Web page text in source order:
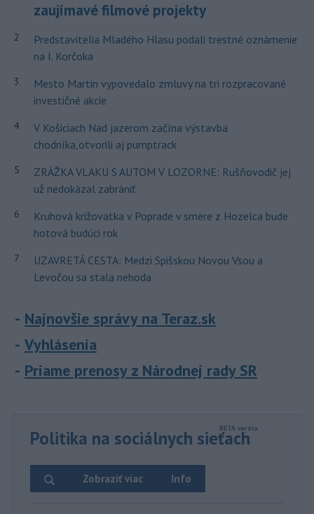
zaujímavé filmové projekty
2
Predstavitelia Mladého Hlasu podali trestné oznámenie
na I. Korčoka
3
Mesto Martin vypovedalo zmluvy na tri rozpracované
investičné akcie
4
V Košiciach Nad jazerom začína výstavba
chodníka,otvorili aj pumptrack
5
ZRÁŽKA VLAKU S AUTOM V LOZORNE: Rušňovodič jej
už nedokázal zabrániť
6
Kruhová križovatka v Poprade v smere z Hozelca bude
hotová budúci rok
7
UZAVRETÁ CESTA: Medzi Spišskou Novou Vsou a
Levočou sa stala nehoda
Najnovšie správy na Teraz.sk
Vyhlásenia
Priame prenosy z Národnej rady SR
Politika na sociálnych sieťach
Info
Zobraziť viac